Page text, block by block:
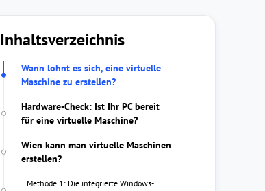
Inhaltsverzeichnis
Wann lohnt es sich, eine virtuelle
Maschine zu erstellen?
Hardware-Check: Ist Ihr PC bereit
für eine virtuelle Maschine?
Wien kann man virtuelle Maschinen
erstellen?
Methode 1: Die integrierte Windows-